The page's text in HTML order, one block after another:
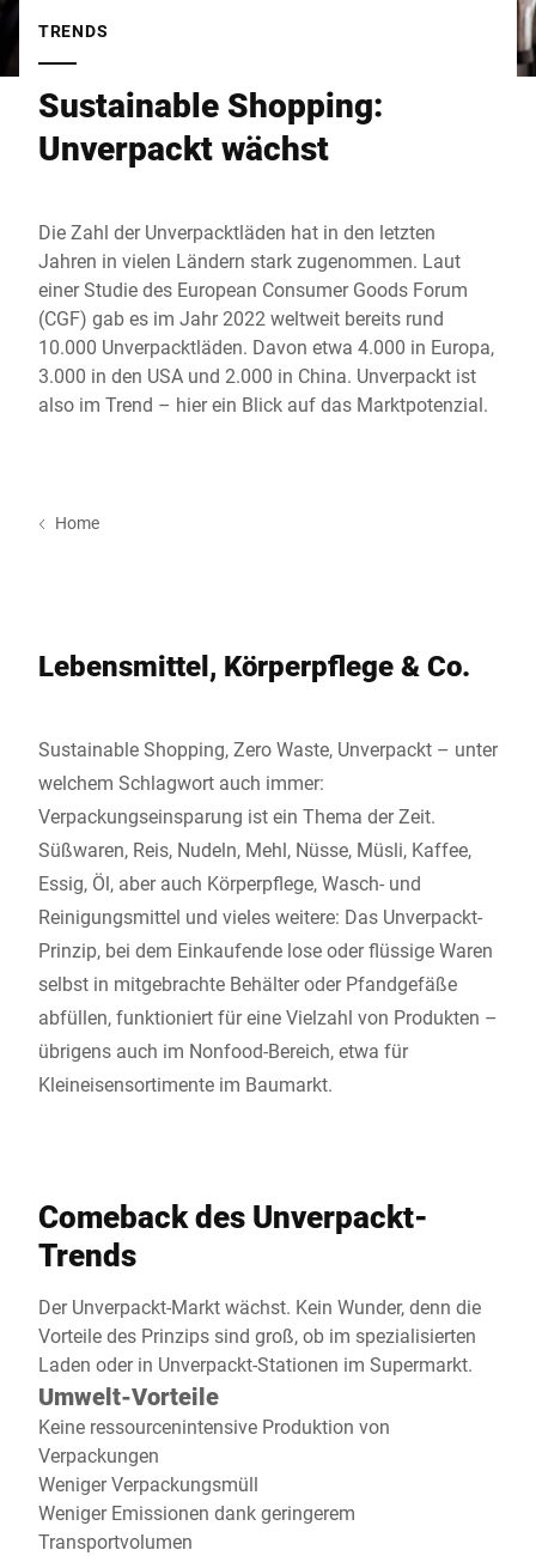
TRENDS
Sustainable Shopping:
Unverpackt wächst
Die Zahl der Unverpacktläden hat in den letzten
Jahren in vielen Ländern stark zugenommen. Laut
einer Studie des European Consumer Goods Forum
(CGF) gab es im Jahr 2022 weltweit bereits rund
10.000 Unverpacktläden. Davon etwa 4.000 in Europa,
3.000 in den USA und 2.000 in China. Unverpackt ist
also im Trend – hier ein Blick auf das Marktpotenzial.
Home
Lebensmittel, Körperpflege & Co.
Sustainable Shopping, Zero Waste, Unverpackt – unter
welchem Schlagwort auch immer:
Verpackungseinsparung ist ein Thema der Zeit.
Süßwaren, Reis, Nudeln, Mehl, Nüsse, Müsli, Kaffee,
Essig, Öl, aber auch Körperpflege, Wasch- und
Reinigungsmittel und vieles weitere: Das Unverpackt-
Prinzip, bei dem Einkaufende lose oder flüssige Waren
selbst in mitgebrachte Behälter oder Pfandgefäße
abfüllen, funktioniert für eine Vielzahl von Produkten –
übrigens auch im Nonfood-Bereich, etwa für
Kleineisensortimente im Baumarkt.
Comeback des Unverpackt-
Trends
Der Unverpackt-Markt wächst. Kein Wunder, denn die
Vorteile des Prinzips sind groß, ob im spezialisierten
Laden oder in Unverpackt-Stationen im Supermarkt.
Umwelt-Vorteile
Keine ressourcenintensive Produktion von
Verpackungen
Weniger Verpackungsmüll
Weniger Emissionen dank geringerem
Transportvolumen